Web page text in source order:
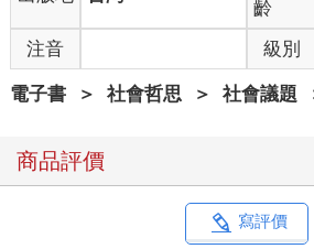
過，在這兩種關係間漂泊多年。我和女性
愛過當中幾位，但若非因為孩子這個因素
往。一直要到我領悟同志的性向與行為
我才確認自己真是同志。
我認為當個同志父親的可能性渺茫，並
為在同志父親身邊長大，只會讓我假想
想法包含了我內心深處的恐同症，但也與
正學著為自己而戰，但又擔心牽連他人。
齡
注音 級別
電子書 ＞ 社會哲思 ＞ 社會議題
商品評價
寫評價